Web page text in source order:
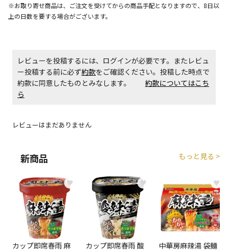
※お取り寄せ商品は、ご注文を受けてからの商品手配となりますので、8日以
上の日数を要する場合がございます。
レビューを投稿するには、ログインが必要です。またレビュ
ー投稿する前に必ず約款をご確認ください。投稿した時点で
約款に同意したものとみなします。 約款についてはこち
ら
レビューはまだありません
新商品 もっと見る >
♥
カップ即席春雨 麻
♥
カップ即席春雨 酸
♥
中華房麻辣湯 袋麺